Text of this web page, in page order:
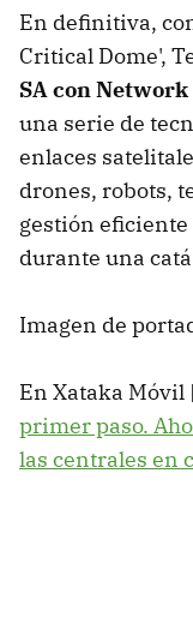
En definitiva,
Critical Dome',
SA con
una serie de
enlaces
drones, robots,
gestión eficiente
durante una
Imagen de
En Xataka Móvil |
primer paso.
las centrales en